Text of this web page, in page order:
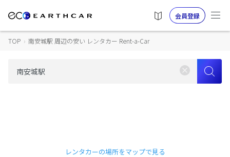
会員登録
TOP › 南安城駅 周辺の安い レンタカー Rent-a-Car
レンタカーの場所をマップで見る